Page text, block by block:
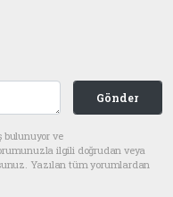
Gönder
bulunuyor ve
ilgili doğrudan veya
Yazılan tüm yorumlardan